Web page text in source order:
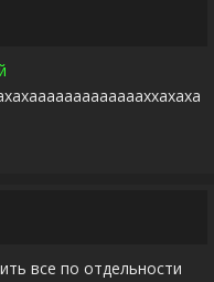
все по отдельности